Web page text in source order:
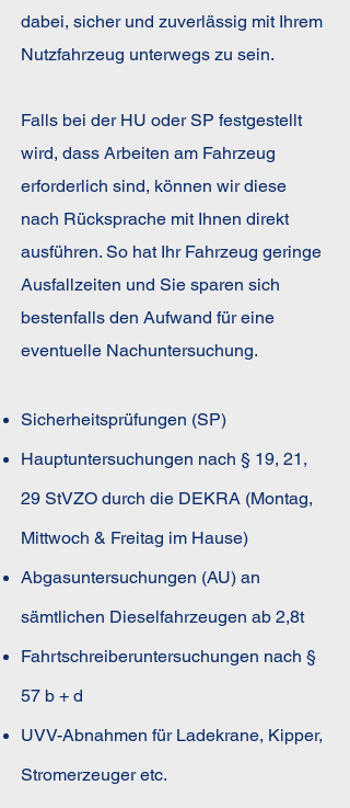
dabei, sicher und zuverlässig mit Ihrem
Nutzfahrzeug unterwegs zu sein.
Falls bei der HU oder SP festgestellt
wird, dass Arbeiten am Fahrzeug
erforderlich sind, können wir diese
nach Rücksprache mit Ihnen direkt
ausführen. So hat Ihr Fahrzeug geringe
Ausfallzeiten und Sie sparen sich
bestenfalls den Aufwand für eine
eventuelle Nachuntersuchung.
Sicherheitsprüfungen (SP)
Hauptuntersuchungen nach § 19, 21,
29 StVZO durch die DEKRA (Montag,
Mittwoch & Freitag im Hause)
Abgasuntersuchungen (AU) an
sämtlichen Dieselfahrzeugen ab 2,8t
Fahrtschreiberuntersuchungen nach §
57 b + d
UVV-Abnahmen für Ladekrane, Kipper,
Stromerzeuger etc.